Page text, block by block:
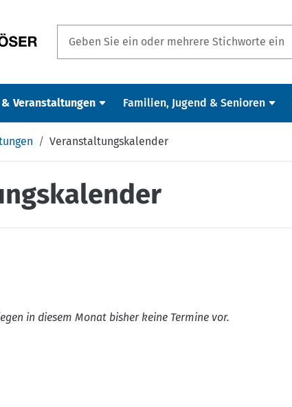
Veranstaltungen Familien, Jugend & Senioren
Veranstaltungskalender
in diesem Monat bisher keine Termine vor.